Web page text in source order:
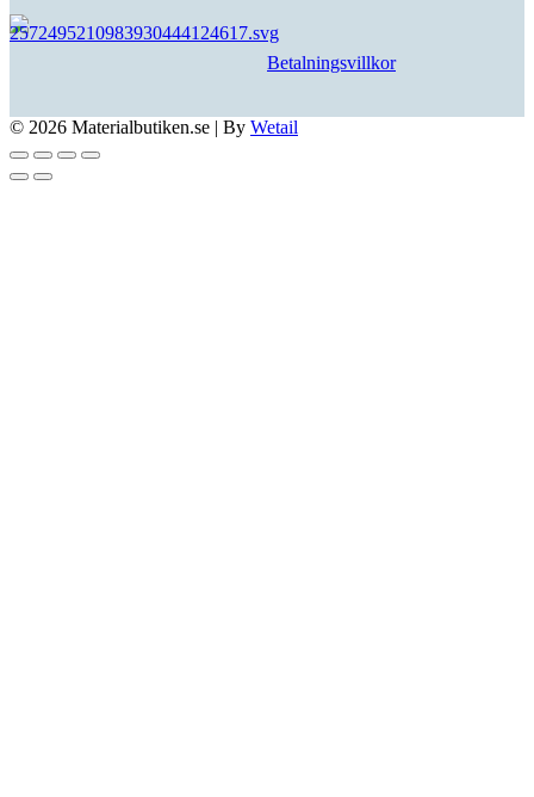
Betalningsvillkor
© 2026 Materialbutiken.se | By Wetail